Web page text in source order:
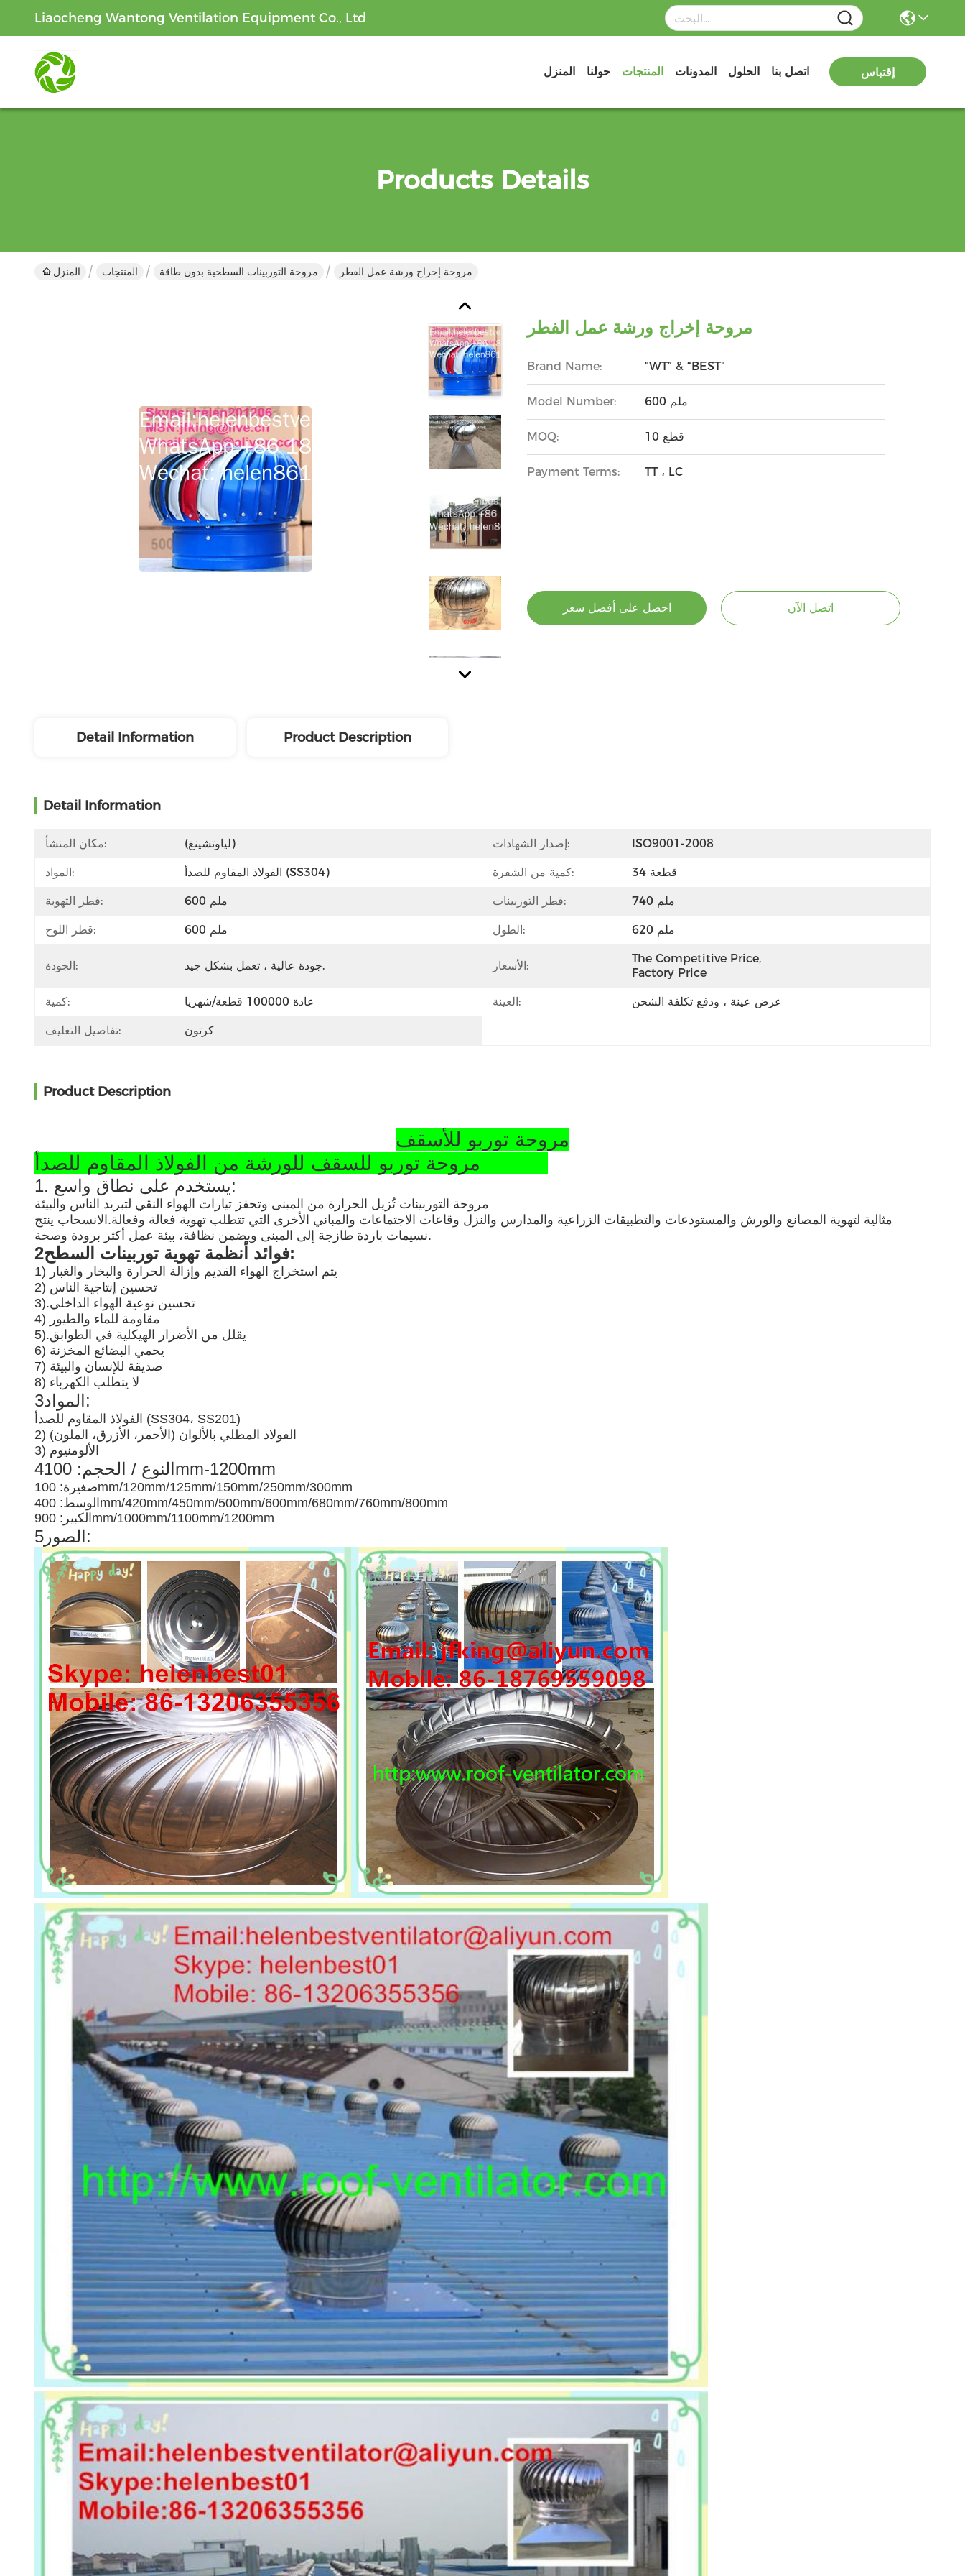
Liaocheng Wantong Ventilation Equipment Co., Ltd
المنزل حولنا المنتجات المدونات الحلول اتصل بنا إقتباس
Products Details
المنزل المنتجات مروحة التوربينات السطحية بدون طاقة مروحة إخراج ورشة عمل الفطر
مروحة إخراج ورشة عمل الفطر
Brand Name: "WT” & “BEST"
Model Number: 600 ملم
MOQ: 10 قطع
Payment Terms: TT ، LC
احصل على أفضل سعر اتصل الآن
Detail Information Product Description
Detail Information
مكان المنشأ: (لياوتشينغ) إصدار الشهادات: ISO9001-2008
المواد: الفولاذ المقاوم للصدأ (SS304) كمية من الشفرة: 34 قطعة
قطر التهوية: 600 ملم قطر التوربينات: 740 ملم
قطر اللوح: 600 ملم الطول: 620 ملم
الجودة: جودة عالية ، تعمل بشكل جيد. الأسعار:
The Competitive Price,
Factory Price
كمية: عادة 100000 قطعة/شهريا العينة: عرض عينة ، ودفع تكلفة الشحن
تفاصيل التغليف: كرتون
Product Description
مروحة توربو للأسقف
1. يستخدم على نطاق واسع:
مروحة التوربينات تُزيل الحرارة من المبنى وتحفز تيارات الهواء النقي لتبريد الناس والبيئة
مثالية لتهوية المصانع والورش والمستودعات والتطبيقات الزراعية والمدارس والنزل وقاعات الاجتماعات والمباني الأخرى التي تتطلب تهوية فعالة وفعالة.الانسحاب ينتج
نسيمات باردة طازجة إلى المبنى ويضمن نظافة، بيئة عمل أكثر برودة وصحة.
2فوائد أنظمة تهوية توربينات السطح:
1) يتم استخراج الهواء القديم وإزالة الحرارة والبخار والغبار
2) تحسين إنتاجية الناس
3).تحسين نوعية الهواء الداخلي
4) مقاومة للماء والطيور
5).يقلل من الأضرار الهيكلية في الطوابق
6) يحمي البضائع المخزنة
7) صديقة للإنسان والبيئة
8) لا يتطلب الكهرباء
3المواد:
الفولاذ المقاوم للصدأ (SS304، SS201)
2) الفولاذ المطلي بالألوان (الأحمر، الأزرق، الملون)
3) الألومنيوم
4النوع / الحجم: 100mm-1200mm
صغيرة: 100mm/120mm/125mm/150mm/250mm/300mm
الوسط: 400mm/420mm/450mm/500mm/600mm/680mm/760mm/800mm
الكبير: 900mm/1000mm/1100mm/1200mm
5الصور: